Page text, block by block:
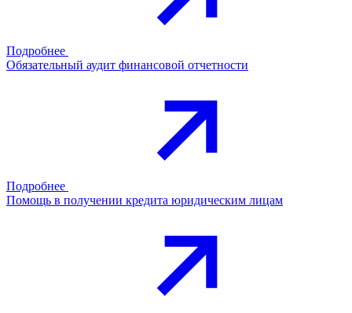
Подробнее
Обязательный аудит финансовой отчетности
Подробнее
Помощь в получении кредита юридическим лицам